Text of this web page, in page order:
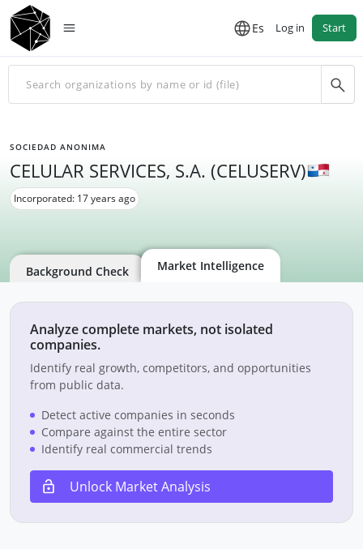
Es Log in Start
SOCIEDAD ANONIMA
CELULAR SERVICES, S.A. (CELUSERV)
Incorporated: 17 years ago
Background Check Market Intelligence
Analyze complete markets, not isolated
companies.
Identify real growth, competitors, and opportunities
from public data.
Detect active companies in seconds
Compare against the entire sector
Identify real commercial trends
Unlock Market Analysis